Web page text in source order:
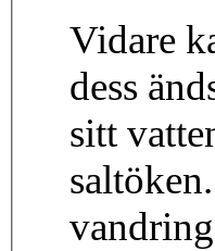
Vidare
dess
sitt